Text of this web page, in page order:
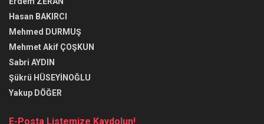
Hasan BAKIRCI
Mehmed DURMUŞ
Mehmet Akif ÇOŞKUN
Sabri AYDIN
Şükrü HÜSEYİNOĞLU
Yakup DÖĞER
E-Posta Listemize Kaydolun!